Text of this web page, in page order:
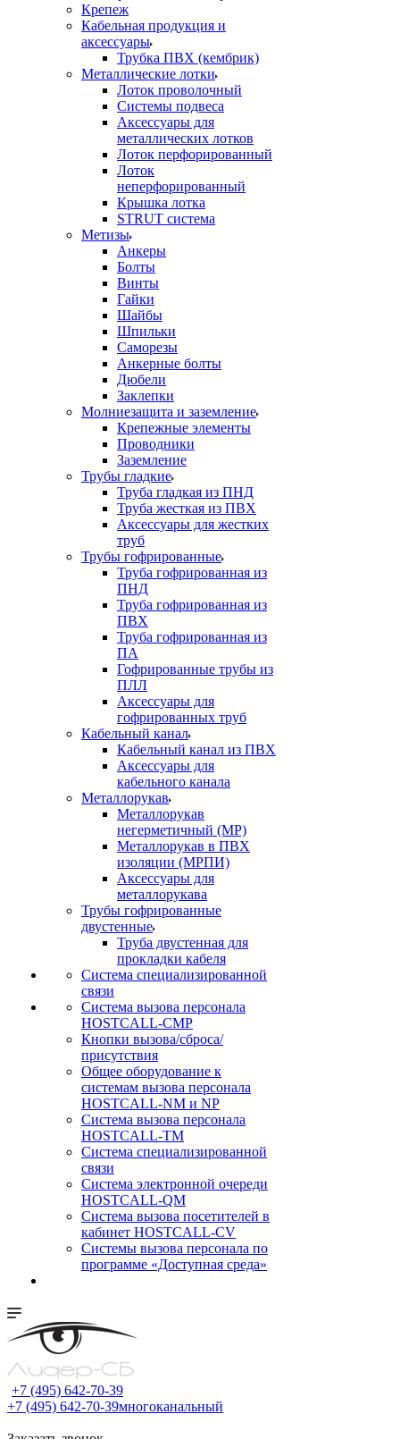
Крепеж
Кабельная продукция и
аксессуары
Трубка ПВХ (кембрик)
Металлические лотки
Лоток проволочный
Системы подвеса
Аксессуары для
металлических лотков
Лоток перфорированный
Лоток
неперфорированный
Крышка лотка
STRUT система
Метизы
Анкеры
Болты
Винты
Гайки
Шайбы
Шпильки
Саморезы
Анкерные болты
Дюбели
Заклепки
Молниезащита и заземление
Крепежные элементы
Проводники
Заземление
Трубы гладкие
Труба гладкая из ПНД
Труба жесткая из ПВХ
Аксессуары для жестких
труб
Трубы гофрированные
Труба гофрированная из
ПНД
Труба гофрированная из
ПВХ
Труба гофрированная из
ПА
Гофрированные трубы из
ПЛЛ
Аксессуары для
гофрированных труб
Кабельный канал
Кабельный канал из ПВХ
Аксессуары для
кабельного канала
Металлорукав
Металлорукав
негерметичный (МР)
Металлорукав в ПВХ
изоляции (МРПИ)
Аксессуары для
металлорукава
Трубы гофрированные
двустенные
Труба двустенная для
прокладки кабеля
Система специализированной
связи
Cистема вызова персонала
HOSTCALL-CMP
Кнопки вызова/сброса/
присутствия
Общее оборудование к
системам вызова персонала
HOSTCALL-NM и NP
Система вызова персонала
HOSTCALL-TM
Система специализированной
связи
Система электронной очереди
HOSTCALL-QM
Cистема вызова посетителей в
кабинет HOSTCALL-CV
Системы вызова персонала по
программе «Доступная среда»
+7 (495) 642-70-39
+7 (495) 642-70-39многоканальный